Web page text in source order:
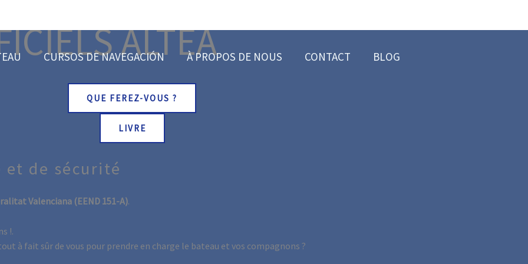
CURSOS DE NAVEGACIÓN À PROPOS DE NOUS CONTACT BLOG
ALTEA
QUE FEREZ-VOUS ?
LIVRE
et de sécurité
Valenciana (EEND 151-A).
!.
à fait sûr de vous pour prendre en charge le bateau et vos compagnons ?